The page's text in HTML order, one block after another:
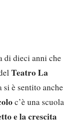
di dieci anni che
Teatro La
si è sentito anche
c’è una scuola
e la crescita